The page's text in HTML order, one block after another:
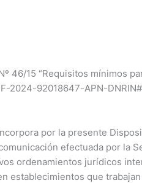
46/15 “Requisitos mínimos
2024-92018647-APN-
por la presente
efectuada por la
ordenamientos jurídicos
establecimientos que